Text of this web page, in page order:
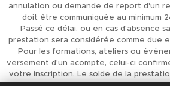
annulation ou demande de report d'un
doit être communiquée au minimum
Passé ce délai, ou en cas d'absence
prestation sera considérée comme due
Pour les formations, ateliers ou
versement d'un acompte, celui-ci
votre inscription. Le solde de la